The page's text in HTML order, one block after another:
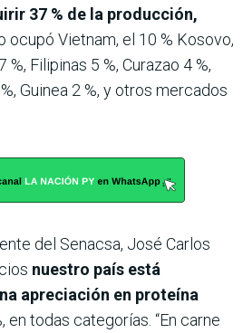
37 % de la producción,
ocupó Vietnam, el 10 % Kosovo,
%, Filipinas 5 %, Curazao 4 %,
Guinea 2 %, y otros mercados
del Senacsa, José Carlos
nuestro país está
apreciación en proteína
en todas categorías. “En carne